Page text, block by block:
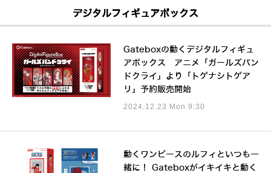
デジタルフィギュアボックス
Gateboxの動くデジタルフィギュ
アボックス アニメ「ガールズバン
ドクライ」より「トゲナシトゲア
リ」予約販売開始
2024.12.23 Mon 9:30
動くワンピースのルフィといつも一
緒に！ Gateboxがイキイキと動く